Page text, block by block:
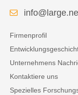
Firmenprofil
Unternehmens
Kontaktiere uns
Spezielles